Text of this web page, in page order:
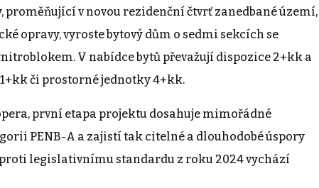
proměňující v novou rezidenční čtvrť zanedbané území,
opravy, vyroste bytový dům o sedmi sekcích se
V nabídce bytů převažují dispozice 2+kk a
či prostorné jednotky 4+kk.
první etapa projektu dosahuje mimořádné
PENB-A a zajistí tak citelné a dlouhodobé úspory
legislativnímu standardu z roku 2024 vychází